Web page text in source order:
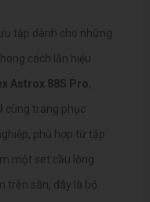
tập dành cho những
cách lẫn hiệu
Astrox 88S Pro,
cùng trang phục
phù hợp từ tập
một set cầu lông
trên sân, đây là bộ